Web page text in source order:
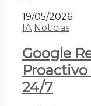
19/05/2026
IA Noticias
Google
24/7